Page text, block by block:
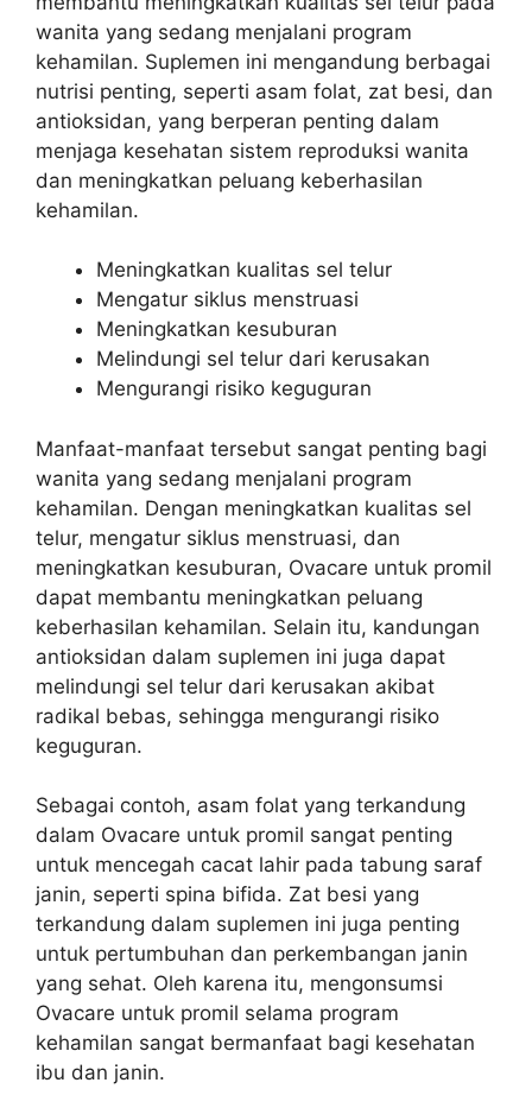
wanita yang sedang menjalani program
kehamilan. Suplemen ini mengandung berbagai
nutrisi penting, seperti asam folat, zat besi, dan
antioksidan, yang berperan penting dalam
menjaga kesehatan sistem reproduksi wanita
dan meningkatkan peluang keberhasilan
kehamilan.
Meningkatkan kualitas sel telur
Mengatur siklus menstruasi
Meningkatkan kesuburan
Melindungi sel telur dari kerusakan
Mengurangi risiko keguguran
Manfaat-manfaat tersebut sangat penting bagi
wanita yang sedang menjalani program
kehamilan. Dengan meningkatkan kualitas sel
telur, mengatur siklus menstruasi, dan
meningkatkan kesuburan, Ovacare untuk promil
dapat membantu meningkatkan peluang
keberhasilan kehamilan. Selain itu, kandungan
antioksidan dalam suplemen ini juga dapat
melindungi sel telur dari kerusakan akibat
radikal bebas, sehingga mengurangi risiko
keguguran.
Sebagai contoh, asam folat yang terkandung
dalam Ovacare untuk promil sangat penting
untuk mencegah cacat lahir pada tabung saraf
janin, seperti spina bifida. Zat besi yang
terkandung dalam suplemen ini juga penting
untuk pertumbuhan dan perkembangan janin
yang sehat. Oleh karena itu, mengonsumsi
Ovacare untuk promil selama program
kehamilan sangat bermanfaat bagi kesehatan
ibu dan janin.